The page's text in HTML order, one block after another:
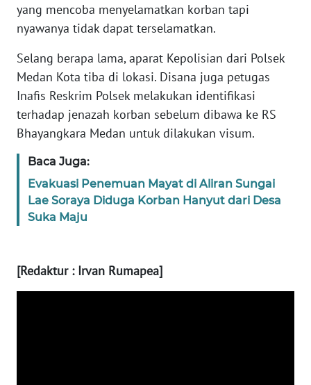
yang mencoba menyelamatkan korban tapi
nyawanya tidak dapat terselamatkan.
Selang berapa lama, aparat Kepolisian dari Polsek
Medan Kota tiba di lokasi. Disana juga petugas
Inafis Reskrim Polsek melakukan identifikasi
terhadap jenazah korban sebelum dibawa ke RS
Bhayangkara Medan untuk dilakukan visum.
Baca Juga:
Evakuasi Penemuan Mayat di Aliran Sungai
Lae Soraya Diduga Korban Hanyut dari Desa
Suka Maju
[Redaktur : Irvan Rumapea]
WN
SULBAR
WN
WN
SUMBAR
SUMSEL
WN
LAMPUNG